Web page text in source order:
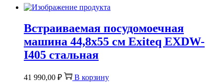
Встраиваемая посудомоечная
машина 44,8х55 см Exiteq EXDW-
I405 стальная
41 990,00 ₽ В корзину